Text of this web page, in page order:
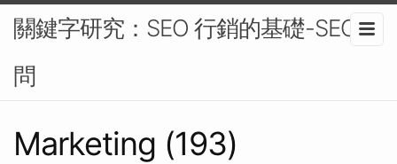
關鍵字研究：SEO 行銷的基礎-SEO顧
問
Marketing (193)